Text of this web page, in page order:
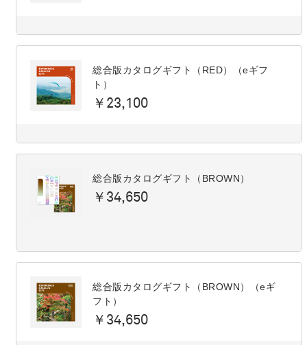
総合版カタログギフト（RED）（eギフ
ト）
￥23,100
総合版カタログギフト（BROWN）
￥34,650
総合版カタログギフト（BROWN）（eギ
フト）
￥34,650